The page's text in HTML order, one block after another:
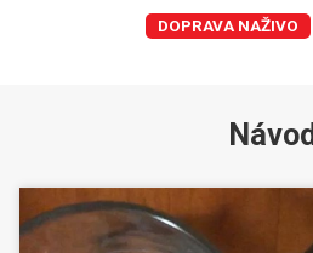
DOPRAVA NAŽIVO
Návod